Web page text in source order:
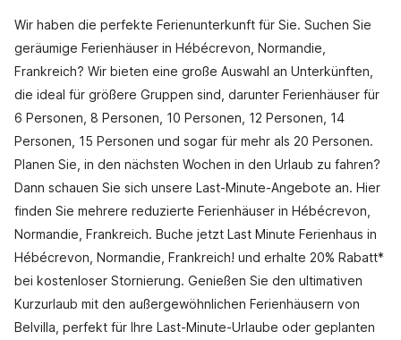
Wir haben die perfekte Ferienunterkunft für Sie. Suchen Sie
geräumige Ferienhäuser in Hébécrevon, Normandie,
Frankreich? Wir bieten eine große Auswahl an Unterkünften,
die ideal für größere Gruppen sind, darunter Ferienhäuser für
6 Personen, 8 Personen, 10 Personen, 12 Personen, 14
Personen, 15 Personen und sogar für mehr als 20 Personen.
Planen Sie, in den nächsten Wochen in den Urlaub zu fahren?
Dann schauen Sie sich unsere Last-Minute-Angebote an. Hier
finden Sie mehrere reduzierte Ferienhäuser in Hébécrevon,
Normandie, Frankreich. Buche jetzt Last Minute Ferienhaus in
Hébécrevon, Normandie, Frankreich! und erhalte 20% Rabatt*
bei kostenloser Stornierung. Genießen Sie den ultimativen
Kurzurlaub mit den außergewöhnlichen Ferienhäusern von
Belvilla, perfekt für Ihre Last-Minute-Urlaube oder geplanten